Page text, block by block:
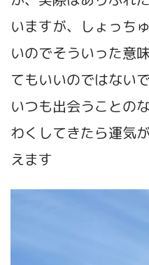
いますが、しょっち
いのでそういった意
てもいいのではない
いつも出会うことの
わくしてきたら運気
えます